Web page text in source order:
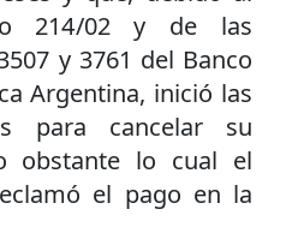
214/02 y de las
y 3761 del Banco
Argentina, inició las
para cancelar su
obstante lo cual el
el pago en la